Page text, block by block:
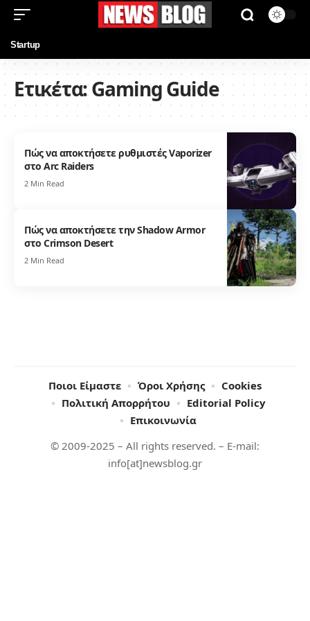
Startup
Ετικέτα:Gaming Guide
Πώς να αποκτήσετε ρυθμιστές Vaporizer
στο Arc Raiders
2 Min Read
Πώς να αποκτήσετε την Shadow Armor
στο Crimson Desert
2 Min Read
© 2009-2025 – All rights reserved. – E-mail:
info[at]newsblog.gr
Ποιοι Είμαστε Όροι Χρήσης
Cookies
Πολιτική Απορρήτου
Editorial Policy
Επικοινωνία